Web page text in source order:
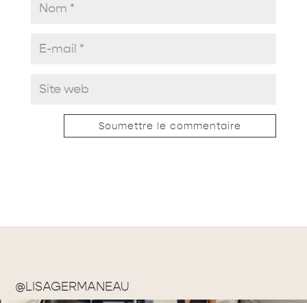
Soumettre le commentaire
@LISAGERMANEAU